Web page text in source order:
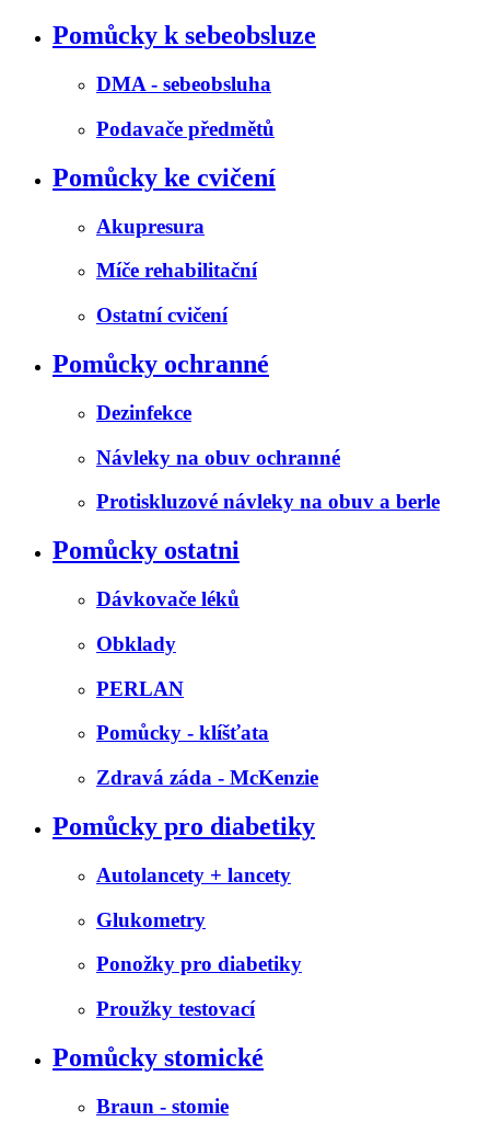
Pomůcky k sebeobsluze
DMA - sebeobsluha
Podavače předmětů
Pomůcky ke cvičení
Akupresura
Míče rehabilitační
Ostatní cvičení
Pomůcky ochranné
Dezinfekce
Návleky na obuv ochranné
Protiskluzové návleky na obuv a berle
Pomůcky ostatni
Dávkovače léků
Obklady
PERLAN
Pomůcky - klíšťata
Zdravá záda - McKenzie
Pomůcky pro diabetiky
Autolancety + lancety
Glukometry
Ponožky pro diabetiky
Proužky testovací
Pomůcky stomické
Braun - stomie